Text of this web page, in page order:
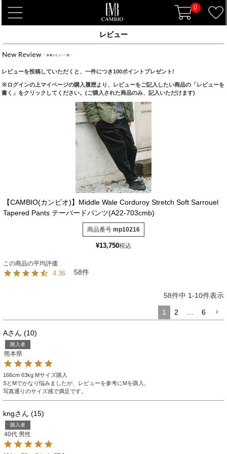
0
t
o
e
n
n
レビュー
レビューを投稿していただくと、一件につき100ポイントプレゼント!
※ログインの上マイページの購入履歴より、レビューをご記入したい商品の「レビューを
書く」をクリックしてください。(ご購入された商品のみ、記入いただけます)
【CAMBIO(カンビオ)】Middle Wale Corduroy Stretch Soft Sarrouel
Tapered Pants テーパードパンツ(A22-703cmb)
商品番号 mp10216
¥13,750税込
4.36 58
58件中 1-10件表示
1 2 … 6
A 10
購入者
熊本県
166cm 63kg Mサイズ購入
SとMでかなり悩みましたが、レビューを参考にMを購入。
写真通りのサイズ感で満足です。
kng 15
購入者
40代 男性